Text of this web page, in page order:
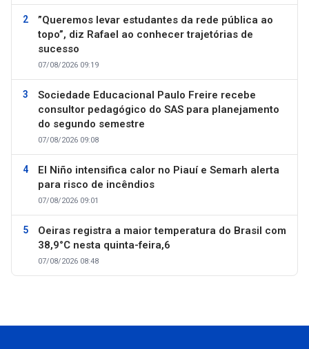
”Queremos levar estudantes da rede pública ao
topo”, diz Rafael ao conhecer trajetórias de
sucesso
07/08/2026 09:19
Sociedade Educacional Paulo Freire recebe
consultor pedagógico do SAS para planejamento
do segundo semestre
07/08/2026 09:08
El Niño intensifica calor no Piauí e Semarh alerta
para risco de incêndios
07/08/2026 09:01
Oeiras registra a maior temperatura do Brasil com
38,9°C nesta quinta-feira,6
07/08/2026 08:48